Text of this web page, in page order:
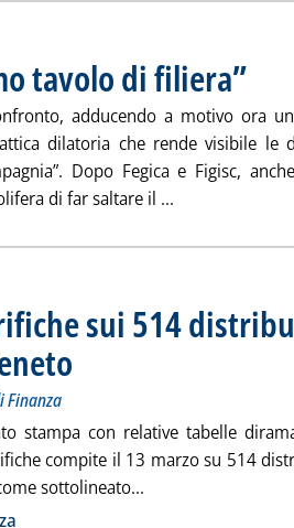
tavolo di filiera”.
adducendo a motivo ora
dilatoria che rende visibile le
Dopo Fegica e Figisc,
di far saltare il ... Leggi tutta la
sui 514
Finanza
stampa con relative tabelle
compite il 13 marzo su 514
sottolineato... Leggi tutta la